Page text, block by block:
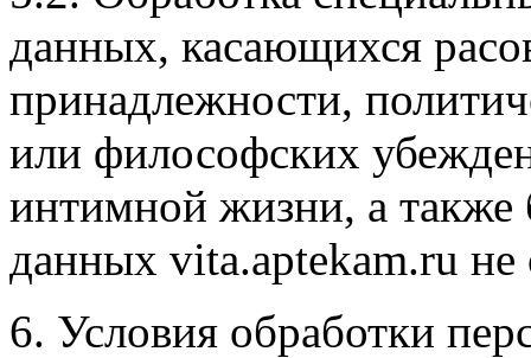
данных, касающихся
принадлежности,
или философских
интимной жизни, а также
данных vita.aptekam.ru не
6. Условия обработки